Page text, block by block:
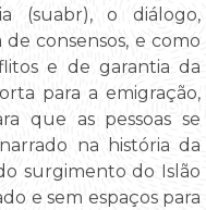
(suabr), o diálogo,
consensos, e como
e de garantia da
para a emigração,
que as pessoas se
na história da
surgimento do Islão
e sem espaços para